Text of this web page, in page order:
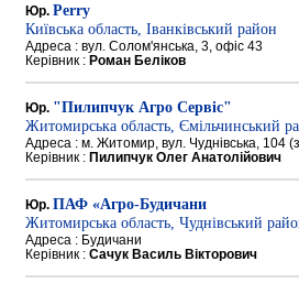
Юр. Perry
Київська область, Іванківський район
Адреса : вул. Солом'янська, 3, офіс 43
Керівник : Роман Беліков
Юр. "Пилипчук Агро Сервіс"
Житомирська область, Ємільчинський
Адреса : м. Житомир, вул. Чуднівська, 104
Керівник : Пилипчук Олег Анатолійович
Юр. ПАФ «Агро-Будичани
Житомирська область, Чуднівський
Адреса : Будичани
Керівник : Сачук Василь Вікторович